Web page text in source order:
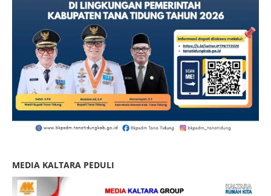
MEDIA KALTARA PEDULI